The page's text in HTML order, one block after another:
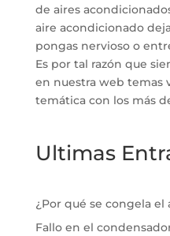
de aires
aire acondicionado
pongas nervioso o
Es por tal razón que
en nuestra web temas
temática con los más
Ultimas
¿Por qué se congela
Fallo en el